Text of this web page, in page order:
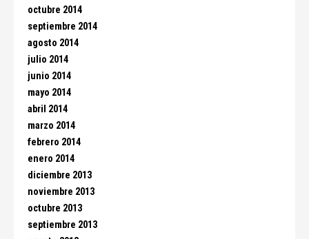
octubre 2014
septiembre 2014
agosto 2014
julio 2014
junio 2014
mayo 2014
abril 2014
marzo 2014
febrero 2014
enero 2014
diciembre 2013
noviembre 2013
octubre 2013
septiembre 2013